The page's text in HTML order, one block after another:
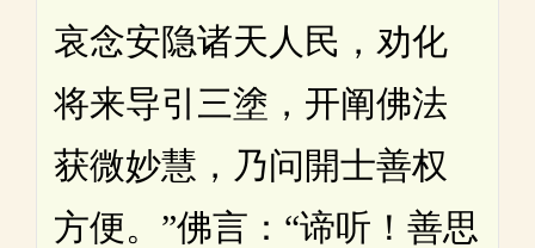
哀念安隐诸天人民，劝化
将来导引三塗，开阐佛法
获微妙慧，乃问開士善权
方便。”佛言：“谛听！善思